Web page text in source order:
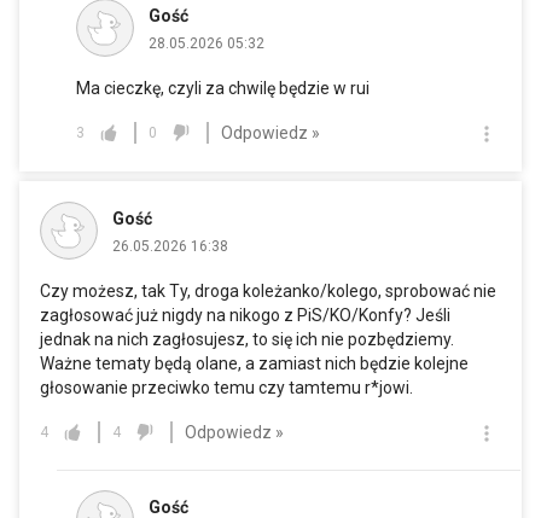
Gość
28.05.2026 05:32
Ma cieczkę, czyli za chwilę będzie w rui
3 0 Odpowiedz »
Gość
26.05.2026 16:38
Czy możesz, tak Ty, droga koleżanko/kolego, sprobować nie
zagłosować już nigdy na nikogo z PiS/KO/Konfy? Jeśli
jednak na nich zagłosujesz, to się ich nie pozbędziemy.
Ważne tematy będą olane, a zamiast nich będzie kolejne
głosowanie przeciwko temu czy tamtemu r*jowi.
4 4 Odpowiedz »
Gość